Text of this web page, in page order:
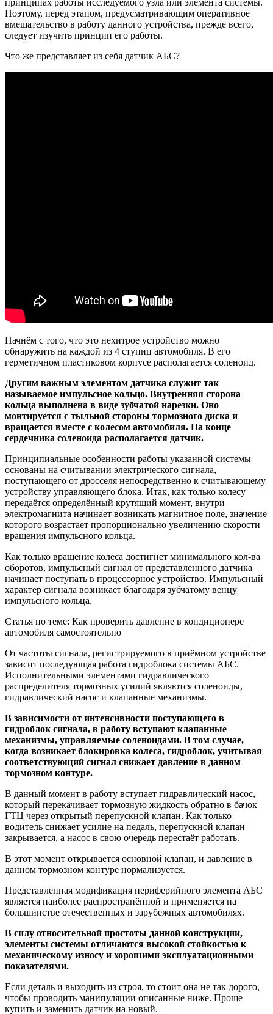
принципах работы исследуемого узла или элемента системы.
Поэтому, перед этапом, предусматривающим оперативное
вмешательство в работу данного устройства, прежде всего,
следует изучить принцип его работы.
Что же представляет из себя датчик АБС?
Начнём с того, что это нехитрое устройство можно
обнаружить на каждой из 4 ступиц автомобиля. В его
герметичном пластиковом корпусе располагается соленоид.
Другим важным элементом датчика служит так
называемое импульсное кольцо. Внутренняя сторона
кольца выполнена в виде зубчатой нарезки. Оно
монтируется с тыльной стороны тормозного диска и
вращается вместе с колесом автомобиля. На конце
сердечника соленоида располагается датчик.
Принципиальные особенности работы указанной системы
основаны на считывании электрического сигнала,
поступающего от дросселя непосредственно к считывающему
устройству управляющего блока. Итак, как только колесу
передаётся определённый крутящий момент, внутри
электромагнита начинает возникать магнитное поле, значение
которого возрастает пропорционально увеличению скорости
вращения импульсного кольца.
Как только вращение колеса достигнет минимального кол-ва
оборотов, импульсный сигнал от представленного датчика
начинает поступать в процессорное устройство. Импульсный
характер сигнала возникает благодаря зубчатому венцу
импульсного кольца.
Статья по теме: Как проверить давление в кондиционере
автомобиля самостоятельно
От частоты сигнала, регистрируемого в приёмном устройстве
зависит последующая работа гидроблока системы АБС.
Исполнительными элементами гидравлического
распределителя тормозных усилий являются соленоиды,
гидравлический насос и клапанные механизмы.
В зависимости от интенсивности поступающего в
гидроблок сигнала, в работу вступают клапанные
механизмы, управляемые соленоидами. В том случае,
когда возникает блокировка колеса, гидроблок, учитывая
соответствующий сигнал снижает давление в данном
тормозном контуре.
В данный момент в работу вступает гидравлический насос,
который перекачивает тормозную жидкость обратно в бачок
ГТЦ через открытый перепускной клапан. Как только
водитель снижает усилие на педаль, перепускной клапан
закрывается, а насос в свою очередь перестаёт работать.
В этот момент открывается основной клапан, и давление в
данном тормозном контуре нормализуется.
Представленная модификация периферийного элемента АБС
является наиболее распространённой и применяется на
большинстве отечественных и зарубежных автомобилях.
В силу относительной простоты данной конструкции,
элементы системы отличаются высокой стойкостью к
механическому износу и хорошими эксплуатационными
показателями.
Если деталь и выходить из строя, то стоит она не так дорого,
чтобы проводить манипуляции описанные ниже. Проще
купить и заменить датчик на новый.